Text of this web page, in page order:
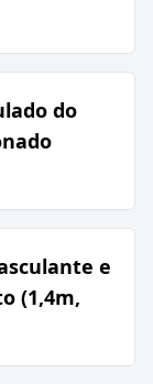
do
e
(1,4m,